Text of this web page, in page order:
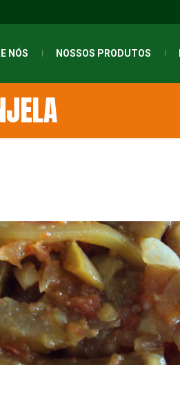
NÓS NOSSOS PRODUTOS